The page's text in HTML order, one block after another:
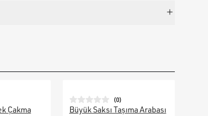
Çakma
(0)
Büyük Saksı Taşıma Arabası